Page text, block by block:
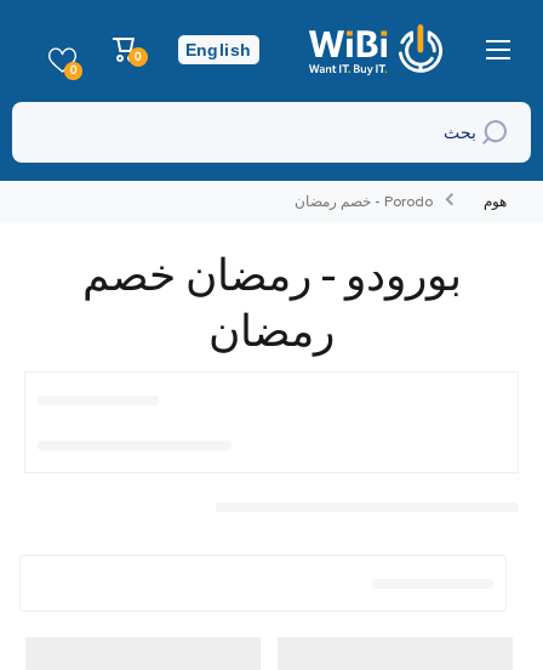
تخطي إلى المحتوى
English
عربة
التسوق
0
عناصر
0
بحث
هوم Porodo - خصم رمضان
بورودو - رمضان خصم
رمضان